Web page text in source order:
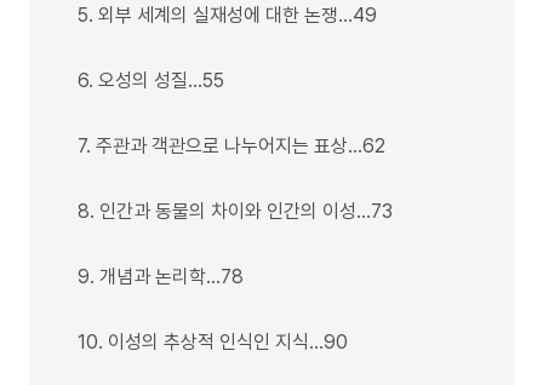
5. 외부 세계의 실재성에 대한 논쟁…49
6. 오성의 성질…55
7. 주관과 객관으로 나누어지는 표상…62
8. 인간과 동물의 차이와 인간의 이성…73
9. 개념과 논리학…78
10. 이성의 추상적 인식인 지식…90